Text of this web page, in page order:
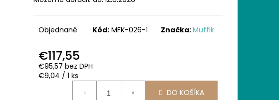
Objednané Kód: MFK-026-1 Značka:Muffik
€117,55
€95,57 bez DPH
Jednotková
€9,04 / 1 ks
DO KOŠÍKA
DROBČEK SADY ORTOPEDICKÝCH